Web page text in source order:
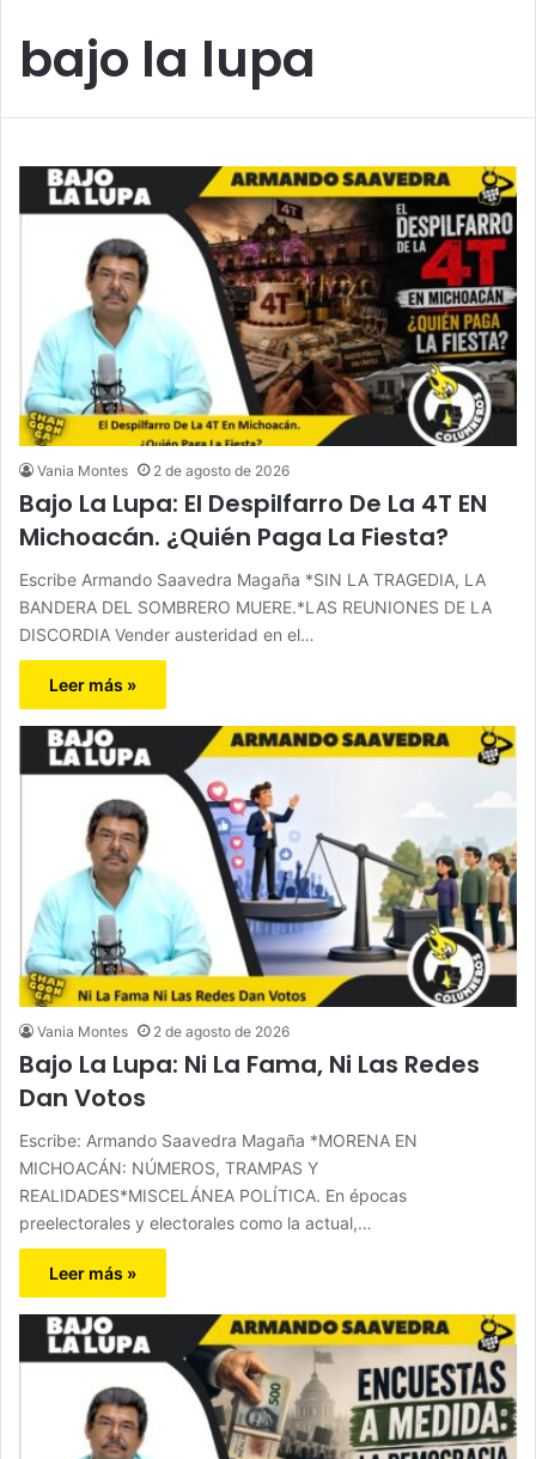
bajo la lupa
Vania Montes 2 de agosto de 2026
Bajo La Lupa: El Despilfarro De La 4T EN
Michoacán. ¿Quién Paga La Fiesta?
Escribe Armando Saavedra Magaña *SIN LA TRAGEDIA, LA
BANDERA DEL SOMBRERO MUERE.*LAS REUNIONES DE LA
DISCORDIA Vender austeridad en el…
Leer más »
Vania Montes 2 de agosto de 2026
Bajo La Lupa: Ni La Fama, Ni Las Redes
Dan Votos
Escribe: Armando Saavedra Magaña *MORENA EN
MICHOACÁN: NÚMEROS, TRAMPAS Y
REALIDADES*MISCELÁNEA POLÍTICA. En épocas
preelectorales y electorales como la actual,…
Leer más »